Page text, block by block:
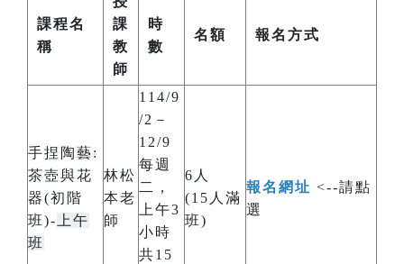
課程名
稱
課
教
師
時
數
名額 報名方式
手捏陶藝:
茶壺與花
器(初階
班)- 上午
班
林松
本老
師
114/9
/2－
12/9
每週
二，
上午3
小時
共15
6人
(15人滿
班)
報名網址 <--請點
選